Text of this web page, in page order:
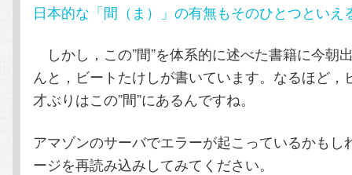
へ
移
動
移
動
日本的な「間（ま）」の有無もそのひとつといえ
しかし，この”間”を体系的に述べた書籍に今朝
んと，ビートたけしが書いています。なるほど，
才ぶりはこの”間”にあるんですね。
アマゾンのサーバでエラーが起こっているかもし
ージを再読み込みしてみてください。